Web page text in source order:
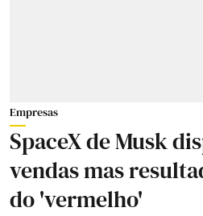
Empresas
SpaceX de Musk
vendas mas
do 'vermelho'